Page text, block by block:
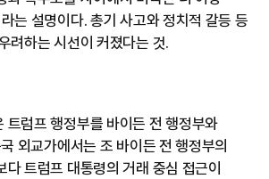
는 설명이다. 총기 사고와 정치적 갈등 등
려하는 시선이 커졌다는 것.
트럼프 행정부를 바이든 전 행정부와
외교가에서는 조 바이든 전 행정부의
트럼프 대통령의 거래 중심 접근이